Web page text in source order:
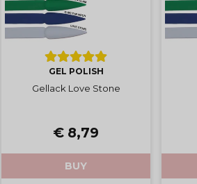
GEL POLISH
Gellack Love Stone
€ 8,79
BUY